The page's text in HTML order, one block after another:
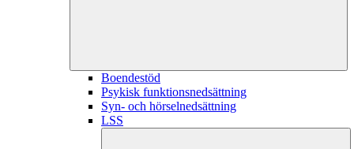
Boendestöd
Psykisk funktionsnedsättning
Syn- och hörselnedsättning
LSS